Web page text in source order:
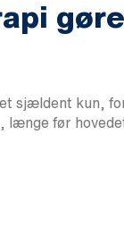
sjældent kun,
længe før